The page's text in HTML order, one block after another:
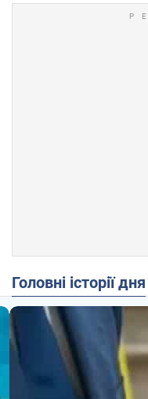
Головні історії дня